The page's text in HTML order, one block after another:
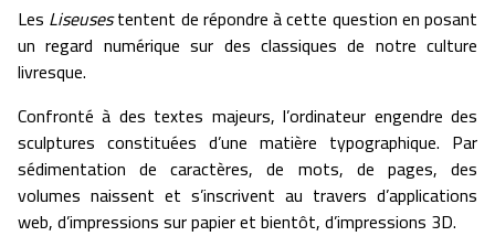
Les Liseusestentent de répondre à cette question en posant
un regard numérique sur des classiques de notre culture
livresque.
Confronté à des textes majeurs, l’ordinateur engendre des
sculptures constituées d’une matière typographique. Par
sédimentation de caractères, de mots, de pages, des
volumes naissent et s’inscrivent au travers d’applications
web, d’impressions sur papier et bientôt, d’impressions 3D.